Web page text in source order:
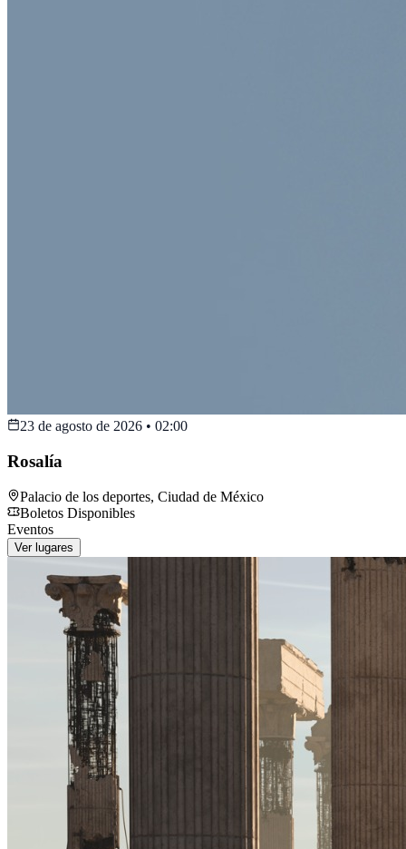
23 de agosto de 2026 • 02:00
Rosalía
Palacio de los deportes, Ciudad de México
Boletos Disponibles
Eventos
Ver lugares